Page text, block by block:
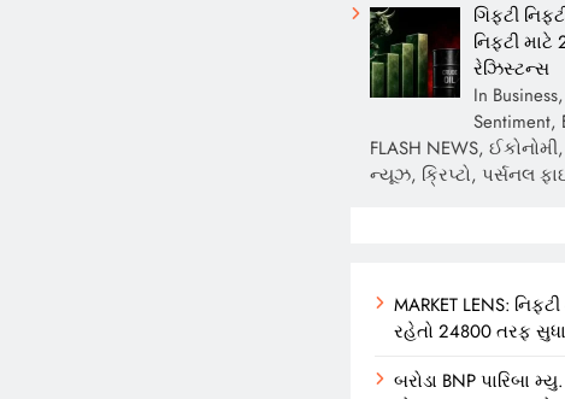
ગિફ્ટી
નિફ્ટી
રેઝિસ્ટન્સ
In
Sentiment,
FLASH NEWS, ઈકોનોમી,
ન્યૂઝ, ક્રિપ્ટો, પર્સનલ
MARKET LENS:
રહેતો 24800 તરફ
બરોડા BNP પારિબા